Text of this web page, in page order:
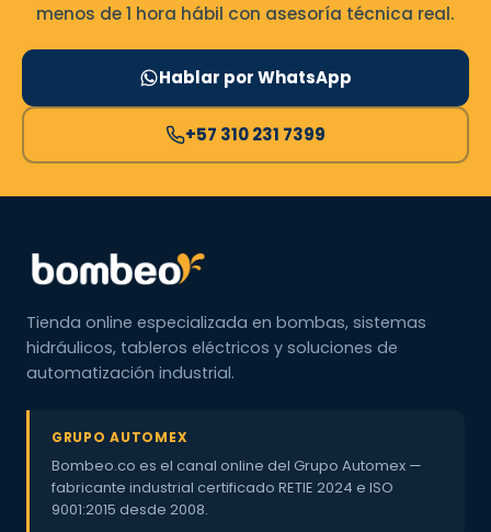
menos de 1 hora hábil con asesoría técnica real.
Hablar por WhatsApp
+57 310 231 7399
Tienda online especializada en bombas, sistemas
hidráulicos, tableros eléctricos y soluciones de
automatización industrial.
GRUPO AUTOMEX
Bombeo.co es el canal online del Grupo Automex —
fabricante industrial certificado RETIE 2024 e ISO
9001:2015 desde 2008.